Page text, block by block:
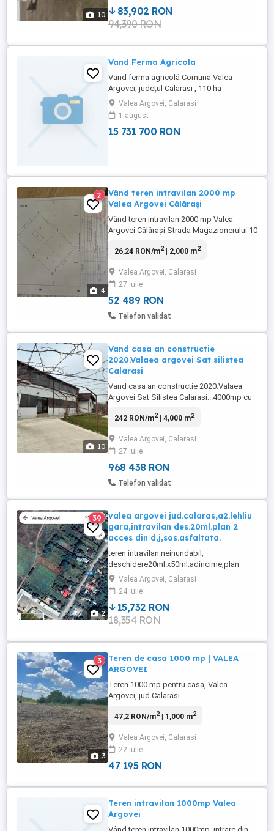
10
83,902 RON
94,390 RON
Vand Ferma Agricola
Vand ferma agricolă Comuna Valea
Argovei, județul Calarasi , 110 ha
proprietate si 360 ha arenda
Valea Argovei, Calarasi
1 august
15 731 700 RON
4
2
Vând teren intravilan 2000 mp
Valea Argovei Călărași
Vând teren intravilan 2000 mp Valea
Argovei Călărași Strada Magazionerului 10
26,24 RON/m2| 2,000 m2
Valea Argovei, Calarasi
27 iulie
52 489 RON
Telefon validat
10
Vand casa an constructie
2020.Valaea argovei Sat silistea
Calarasi
Vand casa an constructie 2020.Valaea
Argovei Sat Silistea Calarasi...4000mp cu
afla la 60 km de bucuresti pe A2-40-45
telefon...
242 RON/m2| 4,000 m2
Valea Argovei, Calarasi
27 iulie
968 438 RON
Telefon validat
2
39
valea argovei jud.calaras,a2.lehliu
gara,intravilan des.20ml.plan 2
acces din d,j,sos.asfaltata.
teren intravilan neinundabil,
deschidere20ml.x50ml.adincime,plan
2.drum de pamint,la intrare in valea
argovei pe partea dreapta in vecinatate
depozit de materiale de constructie,doua
drumuri de acces din soseaua asfaltata
de pamant,cadastru,intabulare proprietar
Valea Argovei, Calarasi
24 iulie
15,732 RON
18,354 RON
3
3
Teren de casa 1000 mp | VALEA
ARGOVEI
Teren 1000 mp pentru casa, Valea
Argovei, jud Calarasi
47,2 RON/m2| 1,000 m2
Valea Argovei, Calarasi
22 iulie
47 195 RON
Teren intravilan 1000mp Valea
Argovei